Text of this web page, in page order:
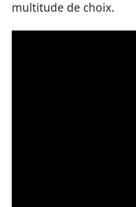
multitude de choix.